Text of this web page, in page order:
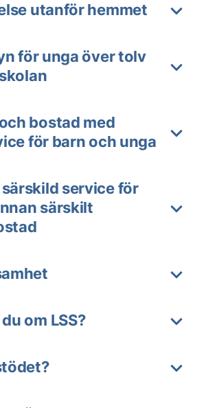
utanför hemmet
för unga över tolv
bostad med
för barn och unga
service för
särskilt
om LSS?